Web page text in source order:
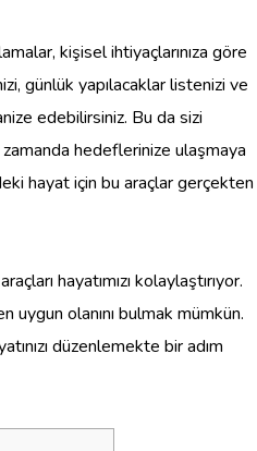
kişisel ihtiyaçlarınıza göre
günlük yapılacaklar listenizi ve
edebilirsiniz. Bu da sizi
hedeflerinize ulaşmaya
hayat için bu araçlar gerçekten
hayatımızı kolaylaştırıyor.
uygun olanını bulmak mümkün.
düzenlemekte bir adım